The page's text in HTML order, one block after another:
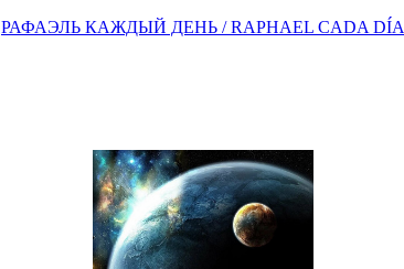
РАФАЭЛЬ КАЖДЫЙ ДЕНЬ / RAPHAEL CADA DÍA